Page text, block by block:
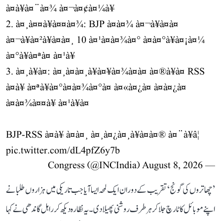
à¤à¥à¤¨à¤¾ à¤¬à¤¢à¤¼à¥
2. à¤¸à¤¤à¥à¤¤à¤¾: BJP à¤à¤¾ à¤¬à¥à¤à¤
à¤¬à¥à¤²à¥à¤à¤¸ 10 à¤¹à¤à¤¾à¤° à¤à¤°à¥à¤¡à¤¼
à¤°à¥à¤ªà¤ à¤¹à¥
3. à¤¸à¥à¤: à¤¸à¤à¤¸à¥à¤¥à¤¾à¤à¤ à¤®à¥à¤ RSS
à¤à¥ à¤ªà¥à¤°à¤à¤¾à¤°à¤ à¤«à¤¿à¤ à¤à¤¿à¤
à¤à¤¾à¤¤à¥ à¤¹à¥à¤
BJP-RSS à¤à¥ à¤à¤¸ à¤¸à¤¿à¤¸à¥à¤à¤® à¤¨à¥â¦
pic.twitter.com/dL4pfZ6y7b
— Congress (@INCIndia)
August 8, 2026
’چھاتروں کی گونج‘ تقریب کے دوران ایک لمحہ ایسا آیا جب تاریکی میں ہزاروں طلبا نے
اپنے موبائل کا ٹارچ جلا کر ہر طرف روشنی پھیلا دی۔ یہ نظارہ دیکھ کر راہل گاندھی نے کہا